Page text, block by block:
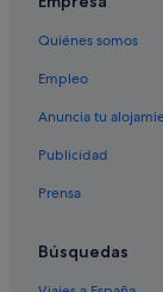
Hoteles de 4
Hoteles con spa en
Complejos
Casas barco en
Quiénes somos
Empleo
Anuncia tu
Publicidad
Prensa
Búsquedas